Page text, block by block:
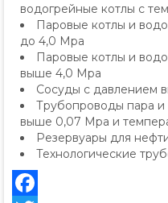
водогрейные котлы с
Паровые котлы и
до 4,0 Mpa
Паровые котлы и
выше 4,0 Mpa
Сосуды с давлением
Трубопроводы пара и
выше 0,07 Mpa и
Резервуары для
Технологические